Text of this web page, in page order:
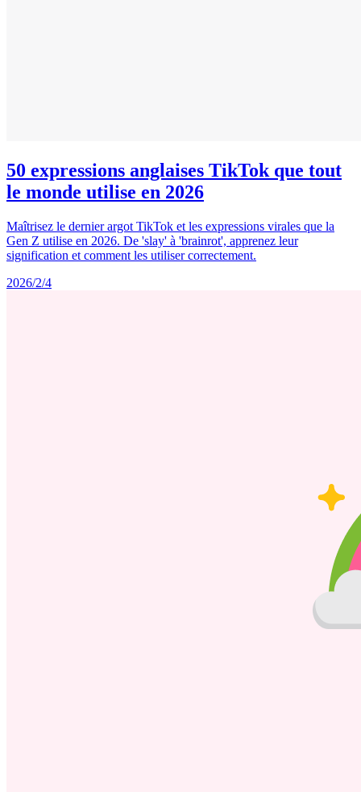
50 expressions anglaises TikTok que tout
le monde utilise en 2026
Maîtrisez le dernier argot TikTok et les expressions virales que la
Gen Z utilise en 2026. De 'slay' à 'brainrot', apprenez leur
signification et comment les utiliser correctement.
2026/2/4